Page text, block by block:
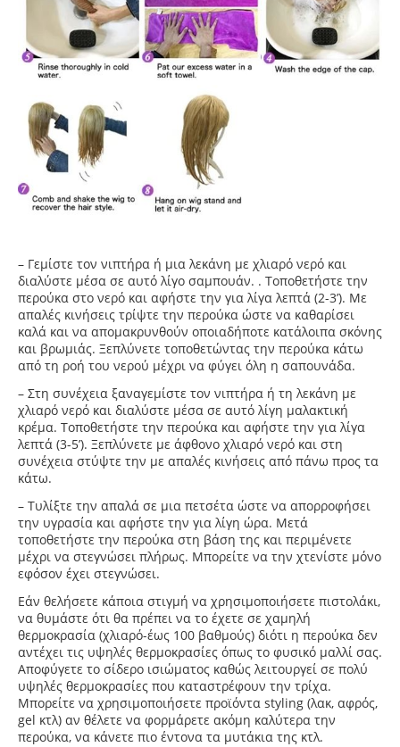
– Γεμίστε τον νιπτήρα ή μια λεκάνη με χλιαρό νερό και
διαλύστε μέσα σε αυτό λίγο σαμπουάν. . Τοποθετήστε την
περούκα στο νερό και αφήστε την για λίγα λεπτά (2-3’). Με
απαλές κινήσεις τρίψτε την περούκα ώστε να καθαρίσει
καλά και να απομακρυνθούν οποιαδήποτε κατάλοιπα σκόνης
και βρωμιάς. Ξεπλύνετε τοποθετώντας την περούκα κάτω
από τη ροή του νερού μέχρι να φύγει όλη η σαπουνάδα.
– Στη συνέχεια ξαναγεμίστε τον νιπτήρα ή τη λεκάνη με
χλιαρό νερό και διαλύστε μέσα σε αυτό λίγη μαλακτική
κρέμα. Τοποθετήστε την περούκα και αφήστε την για λίγα
λεπτά (3-5’). Ξεπλύνετε με άφθονο χλιαρό νερό και στη
συνέχεια στύψτε την με απαλές κινήσεις από πάνω προς τα
κάτω.
– Τυλίξτε την απαλά σε μια πετσέτα ώστε να απορροφήσει
την υγρασία και αφήστε την για λίγη ώρα. Μετά
τοποθετήστε την περούκα στη βάση της και περιμένετε
μέχρι να στεγνώσει πλήρως. Μπορείτε να την χτενίστε μόνο
εφόσον έχει στεγνώσει.
Εάν θελήσετε κάποια στιγμή να χρησιμοποιήσετε πιστολάκι,
να θυμάστε ότι θα πρέπει να το έχετε σε χαμηλή
θερμοκρασία (χλιαρό-έως 100 βαθμούς) διότι η περούκα δεν
αντέχει τις υψηλές θερμοκρασίες όπως το φυσικό μαλλί σας.
Αποφύγετε το σίδερο ισιώματος καθώς λειτουργεί σε πολύ
υψηλές θερμοκρασίες που καταστρέφουν την τρίχα.
Μπορείτε να χρησιμοποιήσετε προϊόντα styling (λακ, αφρός,
gel κτλ) αν θέλετε να φορμάρετε ακόμη καλύτερα την
περούκα, να κάνετε πιο έντονα τα μυτάκια της κτλ.